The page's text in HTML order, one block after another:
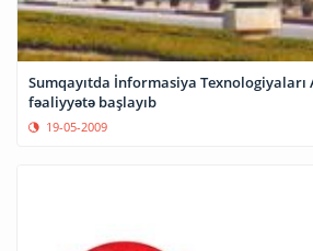
Sumqayıtda İnformasiya Texnologiyaları
fəaliyyətə başlayıb
19-05-2009